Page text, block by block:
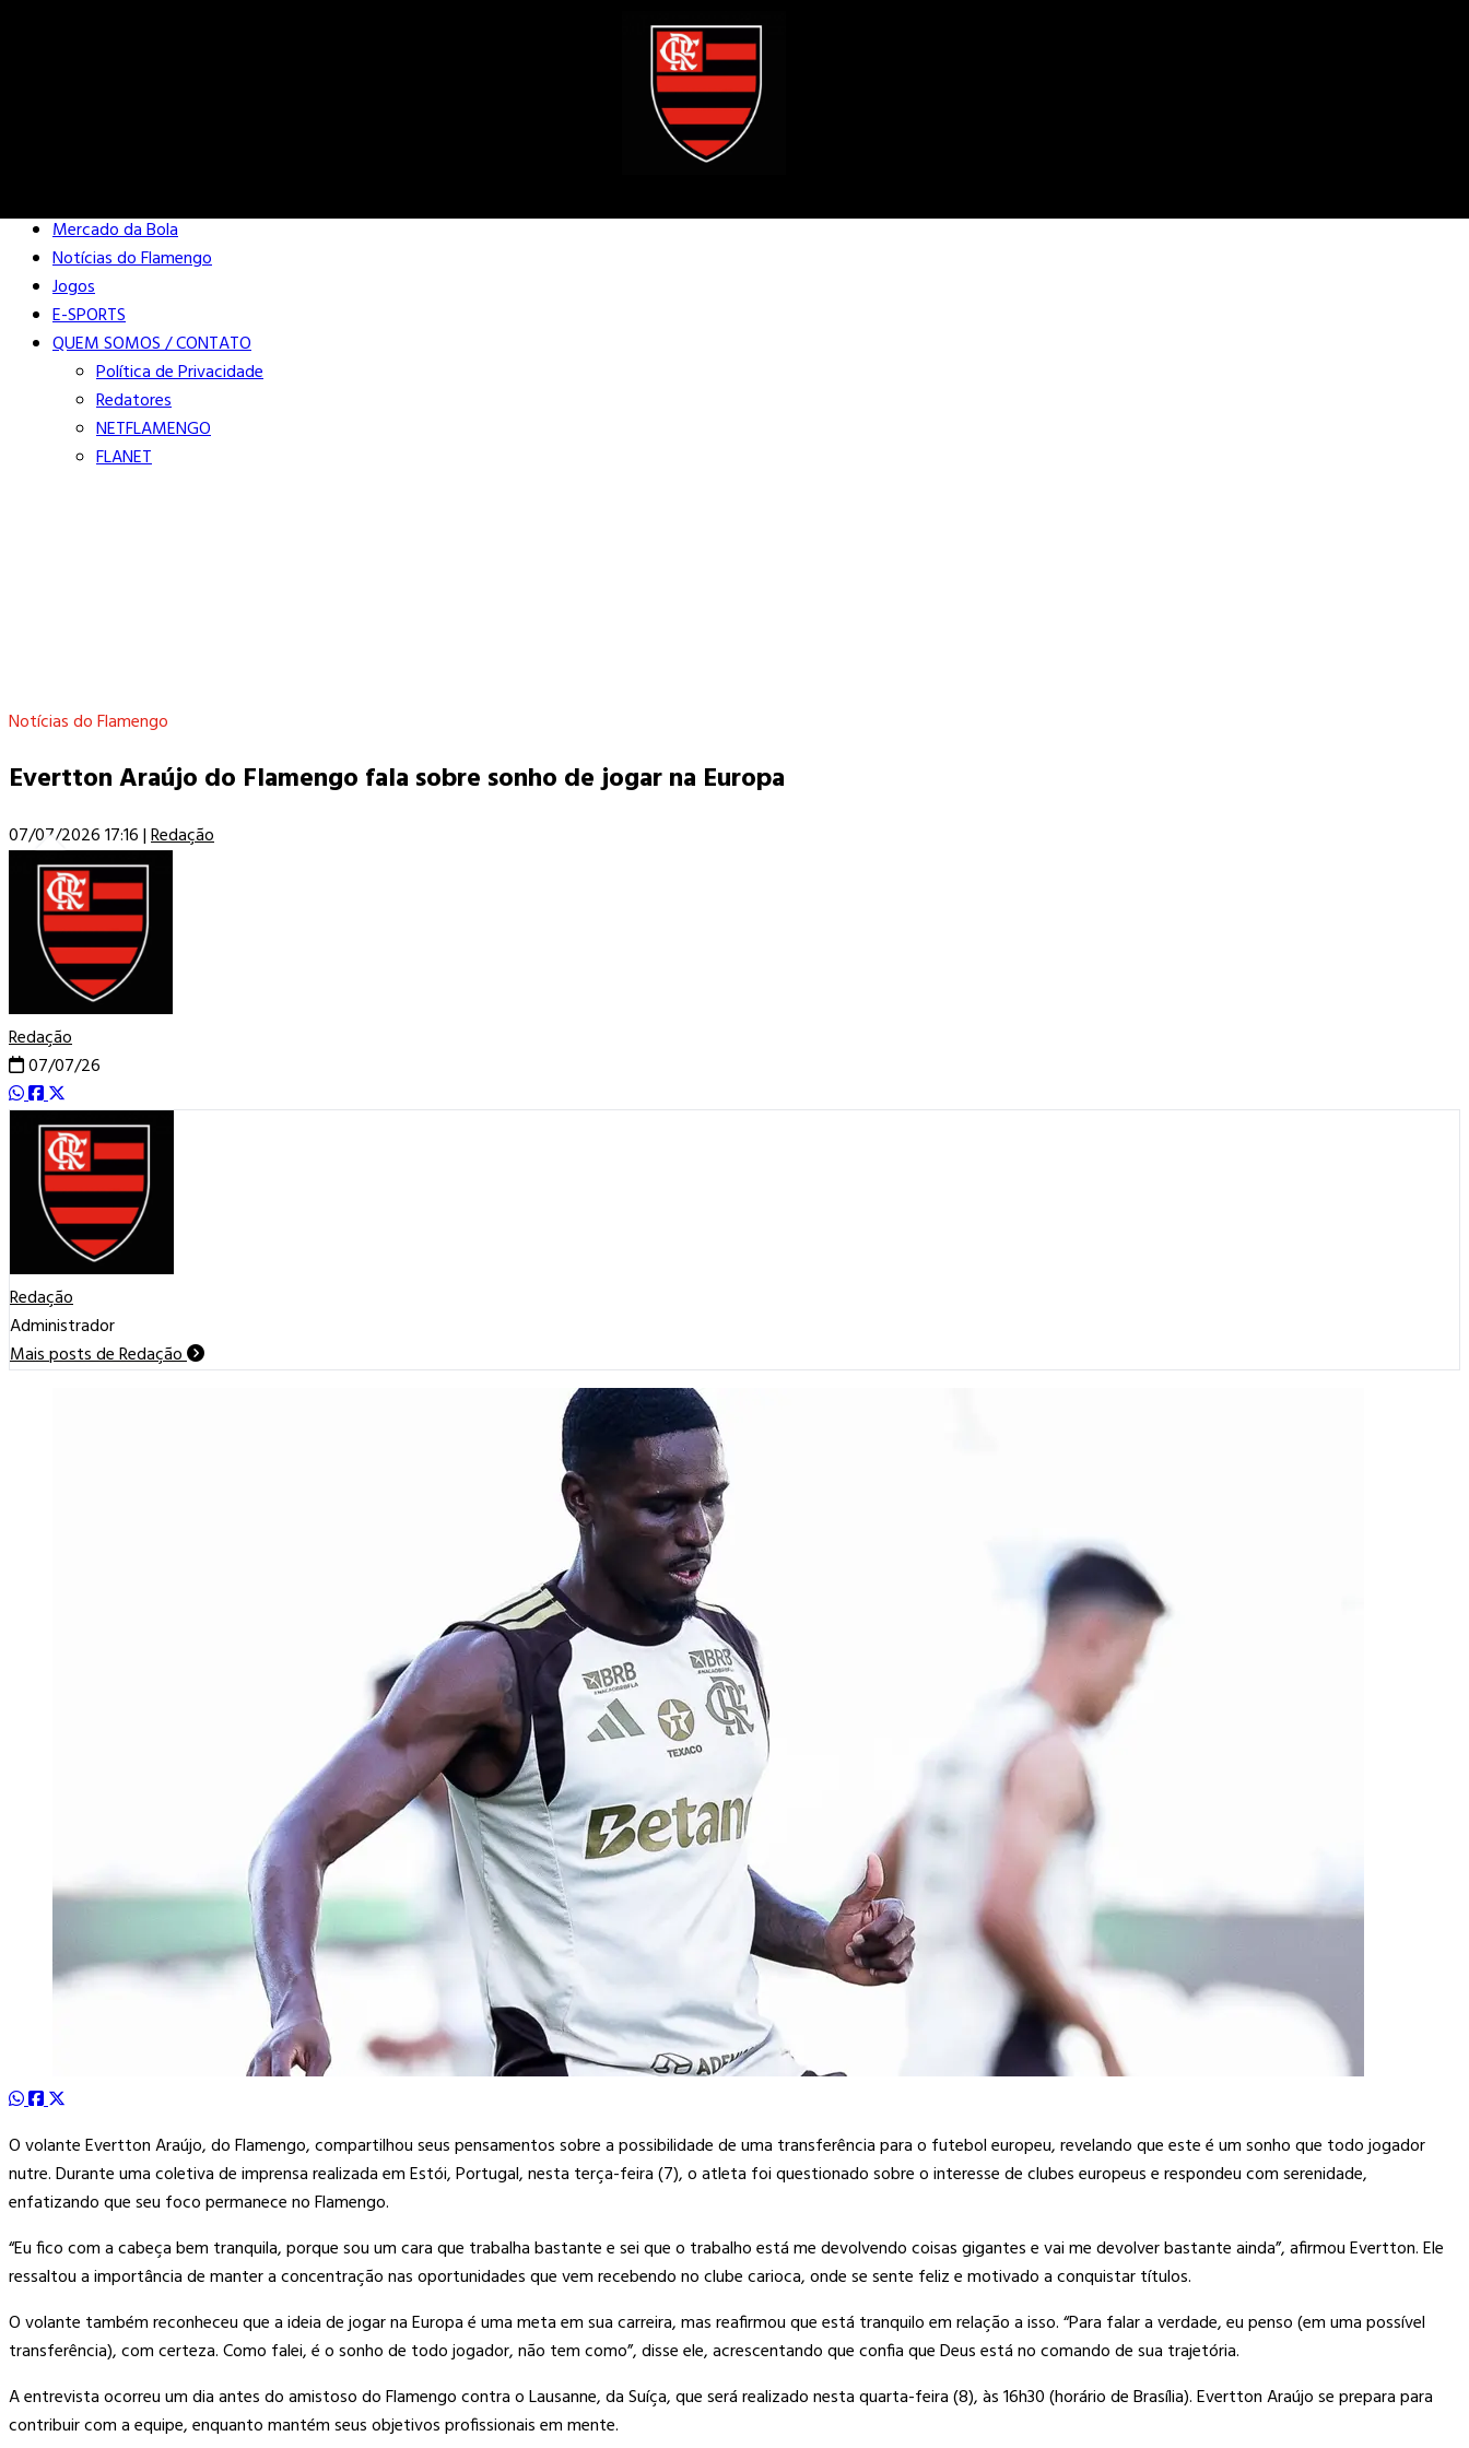
Mercado da Bola
Notícias do Flamengo
Jogos
E-SPORTS
QUEM SOMOS / CONTATO
Política de Privacidade
Redatores
NETFLAMENGO
FLANET
Notícias do Flamengo
Evertton Araújo do Flamengo fala sobre sonho de jogar na Europa
07/07/2026 17:16|Redação
Redação
07/07/26
Redação
Administrador
Mais posts de Redação
O volante Evertton Araújo, do Flamengo, compartilhou seus pensamentos sobre a possibilidade de uma transferência para o futebol europeu, revelando que este é um sonho que todo jogador
nutre. Durante uma coletiva de imprensa realizada em Estói, Portugal, nesta terça-feira (7), o atleta foi questionado sobre o interesse de clubes europeus e respondeu com serenidade,
enfatizando que seu foco permanece no Flamengo.
“Eu fico com a cabeça bem tranquila, porque sou um cara que trabalha bastante e sei que o trabalho está me devolvendo coisas gigantes e vai me devolver bastante ainda”, afirmou Evertton. Ele
ressaltou a importância de manter a concentração nas oportunidades que vem recebendo no clube carioca, onde se sente feliz e motivado a conquistar títulos.
O volante também reconheceu que a ideia de jogar na Europa é uma meta em sua carreira, mas reafirmou que está tranquilo em relação a isso. “Para falar a verdade, eu penso (em uma possível
transferência), com certeza. Como falei, é o sonho de todo jogador, não tem como”, disse ele, acrescentando que confia que Deus está no comando de sua trajetória.
A entrevista ocorreu um dia antes do amistoso do Flamengo contra o Lausanne, da Suíça, que será realizado nesta quarta-feira (8), às 16h30 (horário de Brasília). Evertton Araújo se prepara para
contribuir com a equipe, enquanto mantém seus objetivos profissionais em mente.